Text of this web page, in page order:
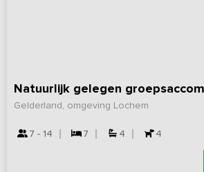
Natuurlijk gelegen
Gelderland, omgeving Lochem
7 - 14 7 4 4